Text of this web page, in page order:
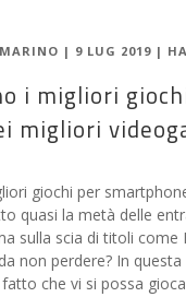
| 9 LUG 2019 |
i migliori
migliori
giochi per
quasi la metà delle
sulla scia di titoli
non perdere? In
che vi si possa